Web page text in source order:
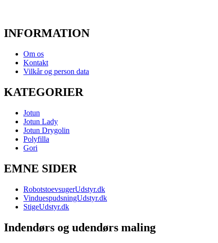
INFORMATION
Om os
Kontakt
Vilkår og person data
KATEGORIER
Jotun
Jotun Lady
Jotun Drygolin
Polyfilla
Gori
EMNE SIDER
RobotstoevsugerUdstyr.dk
VinduespudsningUdstyr.dk
StigeUdstyr.dk
Indendørs og udendørs maling